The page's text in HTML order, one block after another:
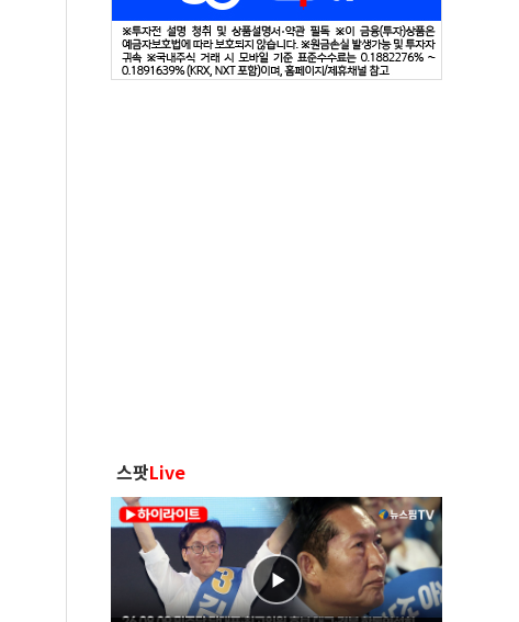
스팟Live